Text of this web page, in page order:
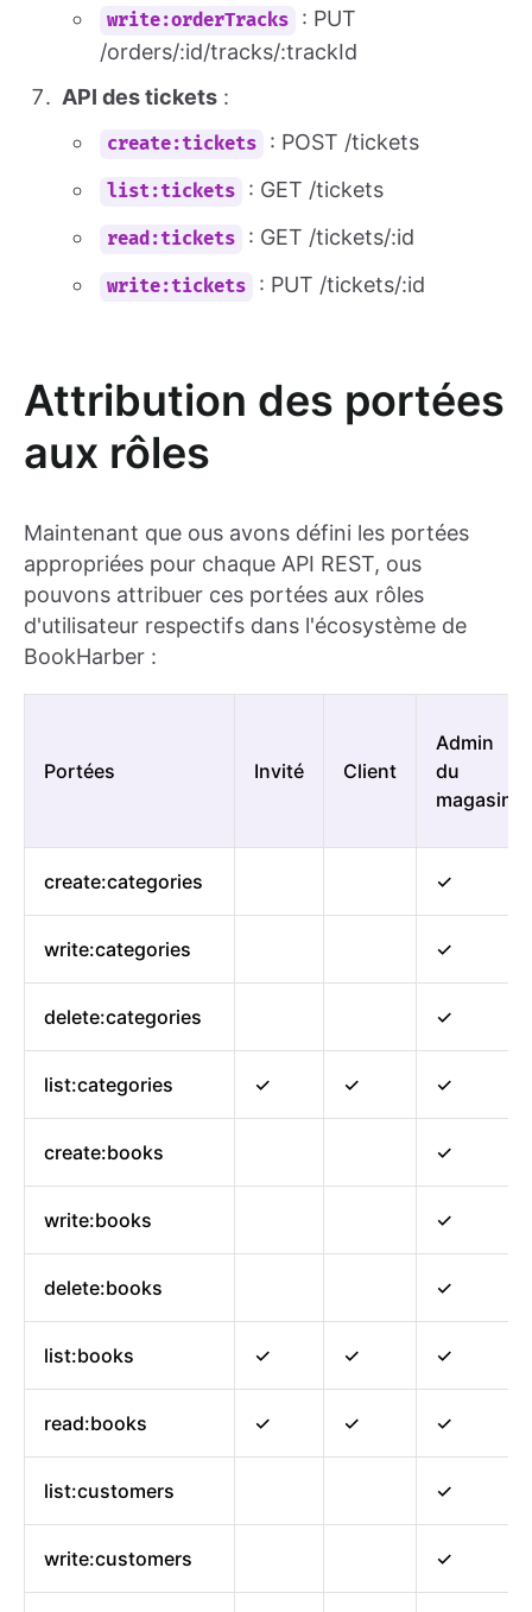
write:orderTracks
: PUT
/orders/:id/tracks/:trackId
API des tickets :
create:tickets : POST /tickets
list:tickets : GET /tickets
read:tickets : GET /tickets/:id
write:tickets : PUT /tickets/:id
Attribution des portées
aux rôles
Maintenant que ous avons défini les portées
appropriées pour chaque API REST, ous
pouvons attribuer ces portées aux rôles
d'utilisateur respectifs dans l'écosystème de
BookHarber :
Portées Invité Client
Admin
du
magasin
create:categories ✓
write:categories ✓
delete:categories ✓
list:categories ✓ ✓ ✓
create:books ✓
write:books ✓
delete:books ✓
list:books ✓ ✓ ✓
read:books ✓ ✓ ✓
list:customers ✓
write:customers ✓